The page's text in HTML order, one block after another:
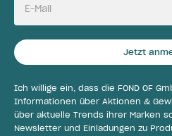
E-Mail
Jetzt
Ich willige ein, dass die FOND OF
Informationen über Aktionen &
über aktuelle Trends ihrer Marken
Newsletter und Einladungen zu